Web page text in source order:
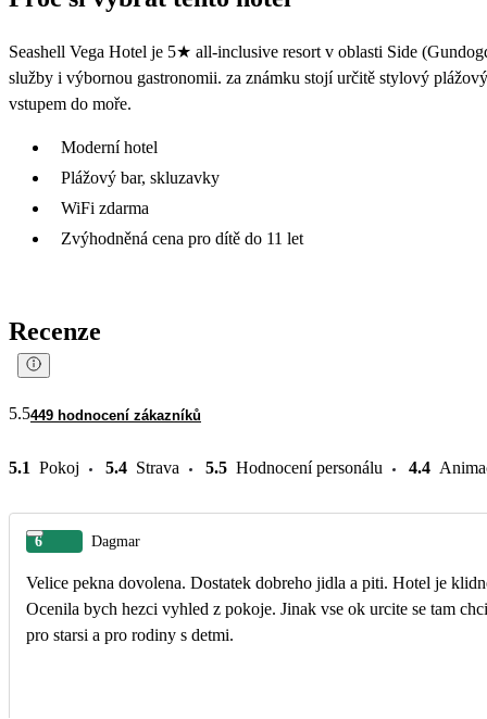
Seashell Vega Hotel je 5★ all-inclusive resort v oblasti Side
služby i výbornou gastronomii. za známku stojí určitě stylový
vstupem do moře.
Moderní hotel
Plážový bar, skluzavky
WiFi zdarma
Zvýhodněná cena pro dítě do 11 let
Recenze
5.5449 hodnocení zákazníků
5.1 Pokoj 5.4 Strava 5.5 Hodnocení personálu 4.4
6 Dagmar
Velice pekna dovolena. Dostatek dobreho jidla a piti. Hotel je
Ocenila bych hezci vyhled z pokoje. Jinak vse ok urcite se tam
pro starsi a pro rodiny s detmi.